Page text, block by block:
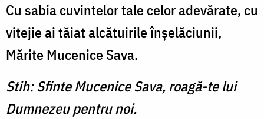
Cu sabia cuvintelor tale celor adevărate, cu
vitejie ai tăiat alcătuirile înşelăciunii,
Mărite Mucenice Sava.
Stih: Sfinte Mucenice Sava, roagă-te lui
Dumnezeu pentru noi.